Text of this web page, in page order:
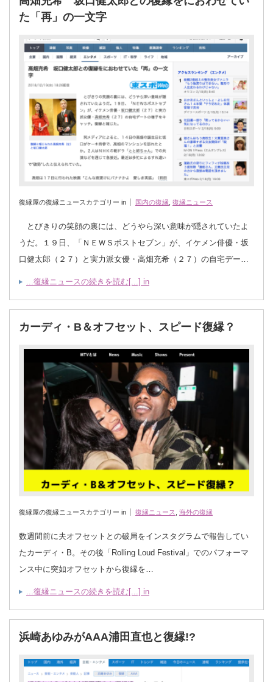
た「再」の一文字
復縁屋の復縁ニュースカテゴリー in 国内の復縁 復縁ニュース
とびきりの笑顔の裏には、どうやら深い意味が隠されていたよ
うだ。１９日、「ＮＥＷＳポストセブン」が、イケメン俳優・坂
口健太郎（２７）と実力派女優・高畑充希（２７）の自宅デー…
...復縁ニュースの続きを読む[...] in
カーディ・B＆オフセット、スピード復縁？
復縁屋の復縁ニュースカテゴリー in 復縁ニュース 海外の復縁
数週間前に夫オフセットとの破局をインスタグラムで報告してい
たカーディ・B。その後「Rolling Loud Festival」でのパフォーマ
ンス中に突如オフセットから復縁を…
...復縁ニュースの続きを読む[...] in
浜崎あゆみがAAA浦田直也と復縁!?